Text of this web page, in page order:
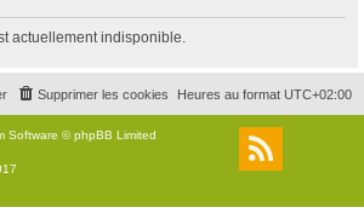
r
c
r
actuellement indisponible.
Heures au format UTC+02:00
Supprimer les cookies
Software © phpBB Limited